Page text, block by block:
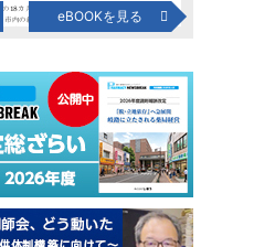
eBOOKを見る